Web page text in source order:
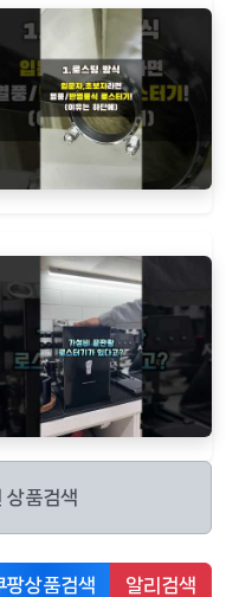
상품검색
팡상품검색 알리검색